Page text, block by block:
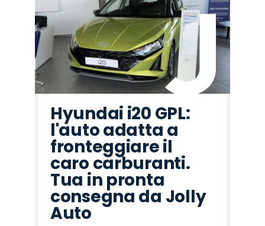
Hyundai i20 GPL:
l'auto adatta a
fronteggiare il
caro carburanti.
Tua in pronta
consegna da Jolly
Auto